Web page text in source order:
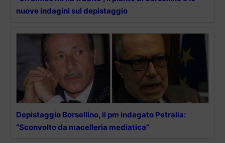
nuove indagini sul depistaggio
Depistaggio Borsellino, il pm indagato Petralia:
“Sconvolto da macelleria mediatica”